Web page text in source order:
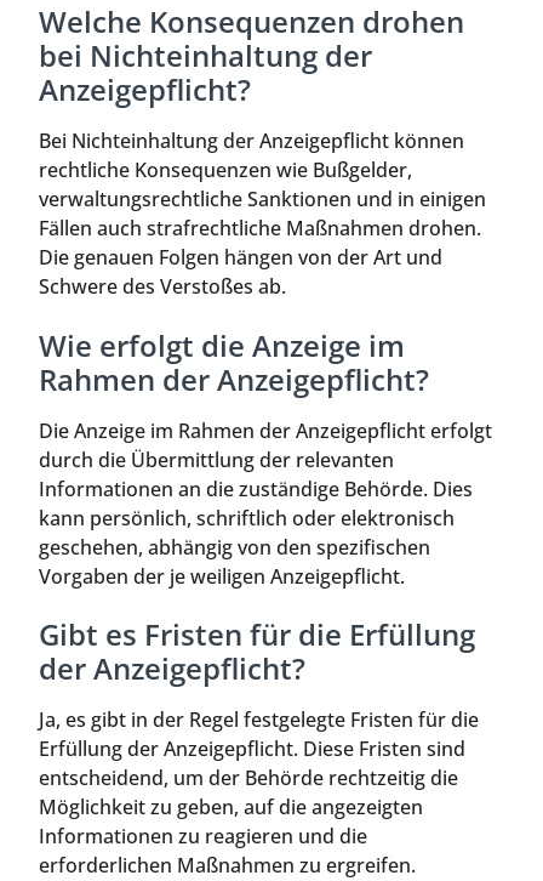
Welche Konsequenzen drohen
bei Nichteinhaltung der
Anzeigepflicht?
Bei Nichteinhaltung der Anzeigepflicht können
rechtliche Konsequenzen wie Bußgelder,
verwaltungsrechtliche Sanktionen und in einigen
Fällen auch strafrechtliche Maßnahmen drohen.
Die genauen Folgen hängen von der Art und
Schwere des Verstoßes ab.
Wie erfolgt die Anzeige im
Rahmen der Anzeigepflicht?
Die Anzeige im Rahmen der Anzeigepflicht erfolgt
durch die Übermittlung der relevanten
Informationen an die zuständige Behörde. Dies
kann persönlich, schriftlich oder elektronisch
geschehen, abhängig von den spezifischen
Vorgaben der je weiligen Anzeigepflicht.
Gibt es Fristen für die Erfüllung
der Anzeigepflicht?
Ja, es gibt in der Regel festgelegte Fristen für die
Erfüllung der Anzeigepflicht. Diese Fristen sind
entscheidend, um der Behörde rechtzeitig die
Möglichkeit zu geben, auf die angezeigten
Informationen zu reagieren und die
erforderlichen Maßnahmen zu ergreifen.